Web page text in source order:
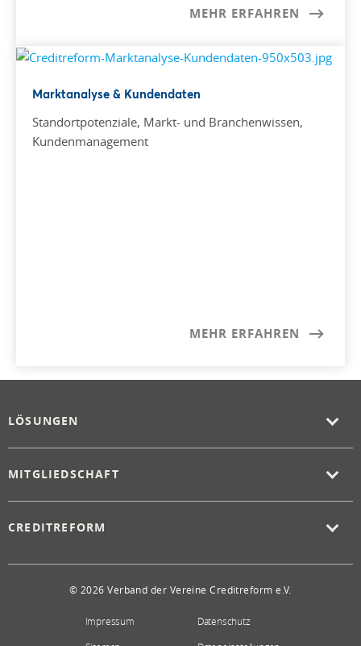
MEHR ERFAHREN
Marktanalyse & Kundendaten
Standortpotenziale, Markt- und Branchenwissen,
Kundenmanagement
MEHR ERFAHREN
LÖSUNGEN
MITGLIEDSCHAFT
CREDITREFORM
© 2026 Verband der Vereine Creditreform e.V.
Impressum
Datenschutz